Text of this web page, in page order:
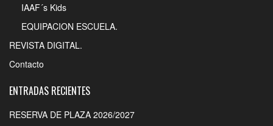
IAAF´s Kids
EQUIPACION ESCUELA.
REVISTA DIGITAL.
Contacto
ENTRADAS RECIENTES
RESERVA DE PLAZA 2026/2027